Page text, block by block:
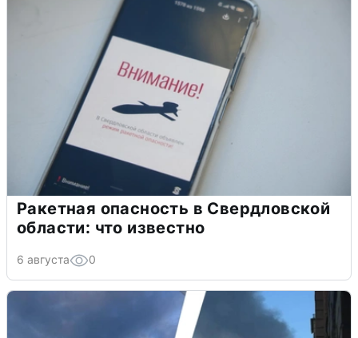
Ракетная опасность в Свердловской
области: что известно
6 августа 0